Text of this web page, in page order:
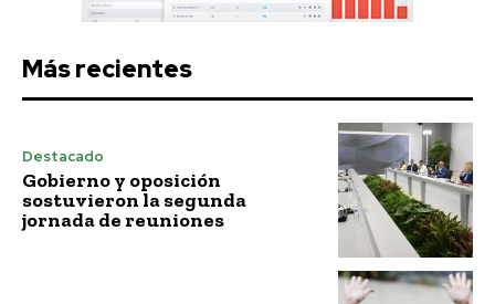
Más recientes
Destacado
Gobierno y oposición
sostuvieron la segunda
jornada de reuniones